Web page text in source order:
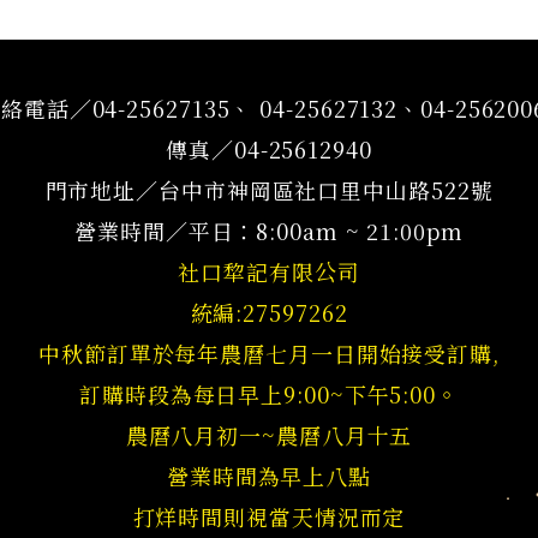
電話／04-25627135、 04-25627132、04-
傳真／04-25612940
門市地址／台中市神岡區社口里中山路522號
營業時間／平日：8:00am ~ 21:00pm
社口犂記有限公司
統編:27597262
中秋節訂單於每年農曆七月一日開始接受訂購,
訂購時段為每日早上9:00~下午5:00。
農曆八月初一~農曆八月十五
營業時間為早上八點
打烊時間則視當天情況而定